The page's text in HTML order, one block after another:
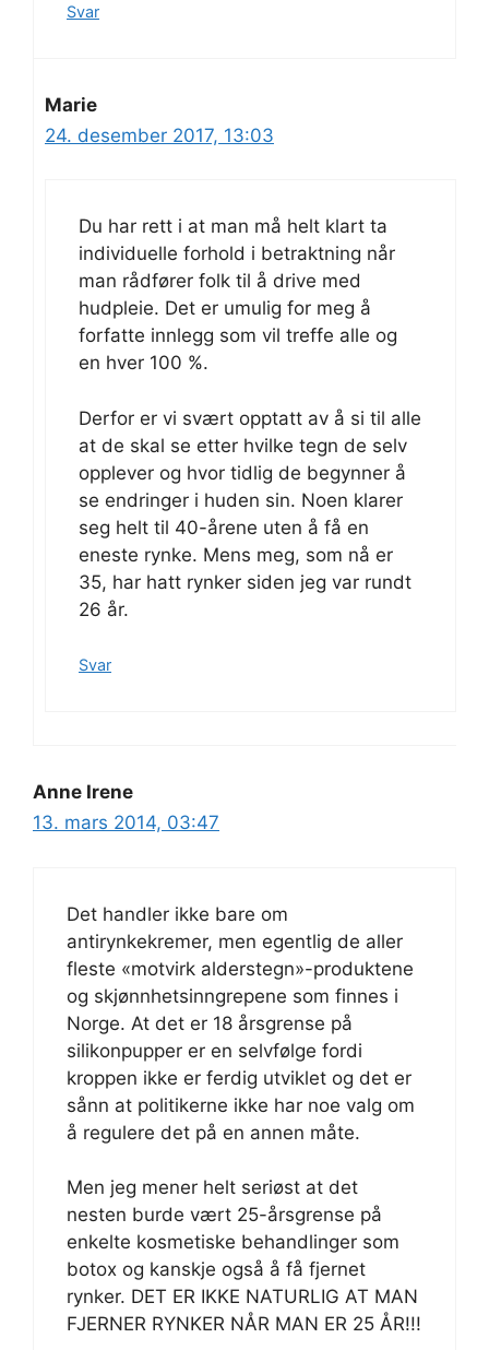
Svar
Marie
24. desember 2017, 13:03
Du har rett i at man må helt klart ta
individuelle forhold i betraktning når
man rådfører folk til å drive med
hudpleie. Det er umulig for meg å
forfatte innlegg som vil treffe alle og
en hver 100 %.
Derfor er vi svært opptatt av å si til alle
at de skal se etter hvilke tegn de selv
opplever og hvor tidlig de begynner å
se endringer i huden sin. Noen klarer
seg helt til 40-årene uten å få en
eneste rynke. Mens meg, som nå er
35, har hatt rynker siden jeg var rundt
26 år.
Svar
Anne Irene
13. mars 2014, 03:47
Det handler ikke bare om
antirynkekremer, men egentlig de aller
fleste «motvirk alderstegn»-produktene
og skjønnhetsinngrepene som finnes i
Norge. At det er 18 årsgrense på
silikonpupper er en selvfølge fordi
kroppen ikke er ferdig utviklet og det er
sånn at politikerne ikke har noe valg om
å regulere det på en annen måte.
Men jeg mener helt seriøst at det
nesten burde vært 25-årsgrense på
enkelte kosmetiske behandlinger som
botox og kanskje også å få fjernet
rynker. DET ER IKKE NATURLIG AT MAN
FJERNER RYNKER NÅR MAN ER 25 ÅR!!!